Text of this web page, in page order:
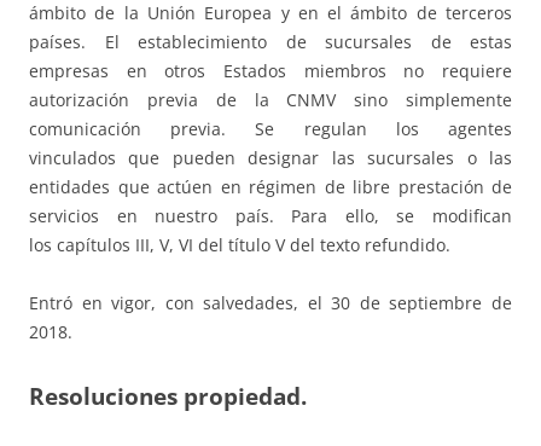
ámbito de la Unión Europea y en el ámbito de terceros
países. El establecimiento de sucursales de estas
empresas en otros Estados miembros no requiere
autorización previa de la CNMV sino simplemente
comunicación previa. Se regulan los agentes
vinculados que pueden designar las sucursales o las
entidades que actúen en régimen de libre prestación de
servicios en nuestro país. Para ello, se modifican
los capítulos III, V, VI del título V del texto refundido.
Entró en vigor, con salvedades, el 30 de septiembre de
2018.
Resoluciones propiedad.